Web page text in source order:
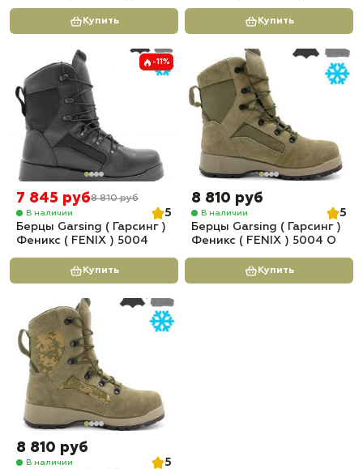
Купить Купить
-11%
7 845 руб8 810 руб
В наличии
5
Берцы Garsing ( Гарсинг )
Феникс ( FENIX ) 5004
Купить
8 810 руб
В наличии
5
Берцы Garsing ( Гарсинг )
Феникс ( FENIX ) 5004 О
Купить
8 810 руб
В наличии
5